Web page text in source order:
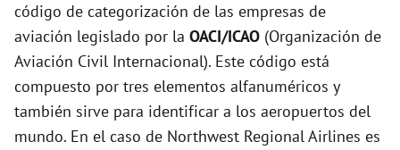
código de categorización de las empresas de
aviación legislado por la OACI/ICAO (Organización de
Aviación Civil Internacional). Este código está
compuesto por tres elementos alfanuméricos y
también sirve para identificar a los aeropuertos del
mundo. En el caso de Northwest Regional Airlines es